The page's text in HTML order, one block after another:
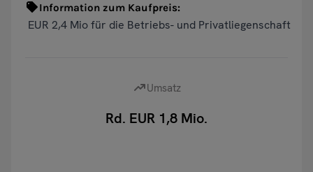
Information zum Kaufpreis:
EUR 2,4 Mio für die Betriebs- und Privatliegenschaft
Umsatz
Rd. EUR 1,8 Mio.